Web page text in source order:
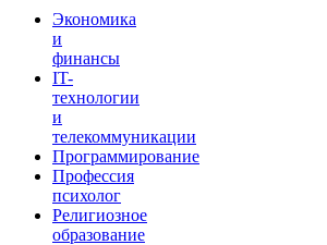
Экономика
и
финансы
IT-
технологии
и
телекоммуникации
Программирование
Профессия
психолог
Религиозное
образование